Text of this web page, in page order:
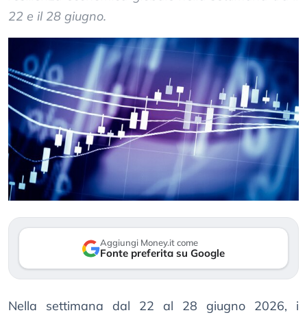
22 e il 28 giugno.
Aggiungi Money.it come
Fonte preferita su Google
Nella settimana dal 22 al 28 giugno 2026, i